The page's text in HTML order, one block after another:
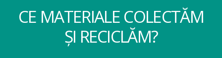
CE MATERIALE COLECTĂM
ȘI RECICLĂM?